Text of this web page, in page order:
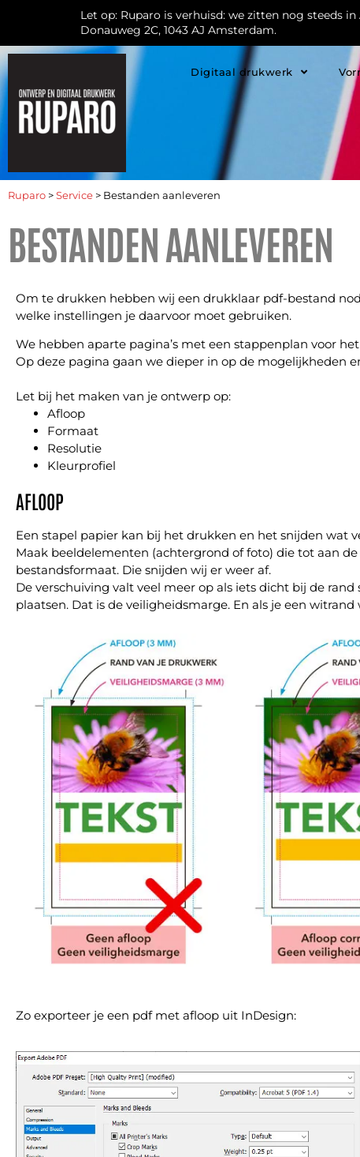
Let op: Ruparo is verhuisd: we zitten nog steeds
Donauweg 2C, 1043 AJ Amsterdam.
Digitaal drukwerk
Ruparo > Service > Bestanden aanleveren
BESTANDEN AANLEVEREN
Om te drukken hebben wij een drukklaar pdf-bestand
welke instellingen je daarvoor moet gebruiken.
We hebben aparte pagina’s met een stappenplan voor het
Op deze pagina gaan we dieper in op de mogelijkheden
Let bij het maken van je ontwerp op:
Afloop
Formaat
Resolutie
Kleurprofiel
AFLOOP
Een stapel papier kan bij het drukken en het snijden wat
Maak beeldelementen (achtergrond of foto) die tot aan
bestandsformaat. Die snijden wij er weer af.
De verschuiving valt veel meer op als iets dicht bij de
plaatsen. Dat is de veiligheidsmarge. En als je een
Zo exporteer je een pdf met afloop uit InDesign: